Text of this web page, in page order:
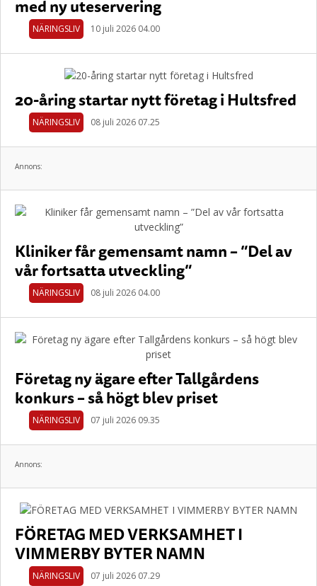
med ny uteservering
NÄRINGSLIV 10 juli 2026 04.00
20-åring startar nytt företag i Hultsfred
NÄRINGSLIV 08 juli 2026 07.25
Annons:
Kliniker får gemensamt namn – ”Del av
vår fortsatta utveckling”
NÄRINGSLIV 08 juli 2026 04.00
Företag ny ägare efter Tallgårdens
konkurs – så högt blev priset
NÄRINGSLIV 07 juli 2026 09.35
Annons:
FÖRETAG MED VERKSAMHET I
VIMMERBY BYTER NAMN
NÄRINGSLIV 07 juli 2026 07.29